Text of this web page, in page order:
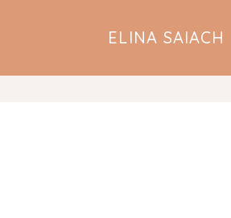
ELINA SAIACH